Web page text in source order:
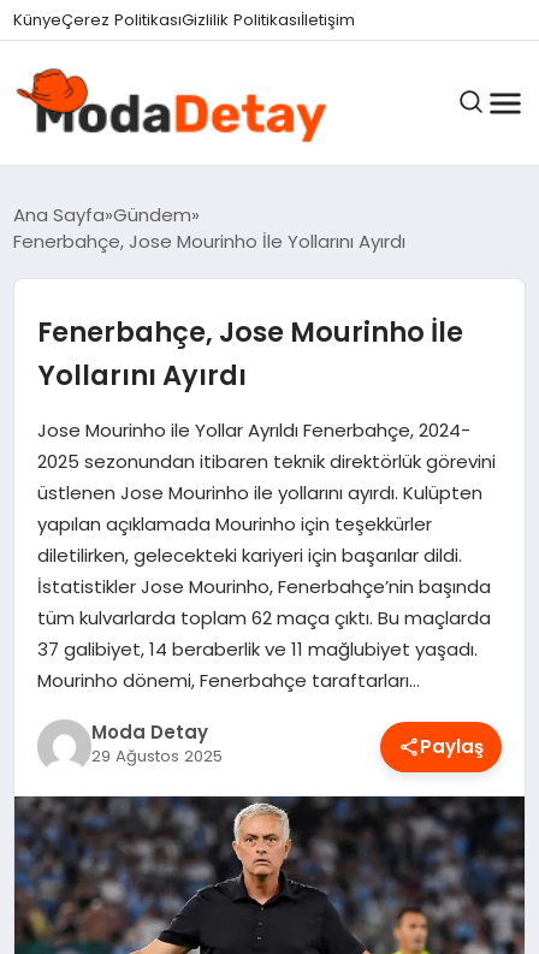
KünyeÇerez PolitikasıGizlilik Politikasıİletişim
GÜNDEM
EĞITIM
MAGAZIN
SAĞLIK
SPOR
TEKNOLOJI
YAŞAM
Ana Sayfa Gündem
Fenerbahçe, Jose Mourinho İle Yollarını Ayırdı
Fenerbahçe, Jose Mourinho İle
Yollarını Ayırdı
Jose Mourinho ile Yollar Ayrıldı Fenerbahçe, 2024-
2025 sezonundan itibaren teknik direktörlük görevini
üstlenen Jose Mourinho ile yollarını ayırdı. Kulüpten
yapılan açıklamada Mourinho için teşekkürler
diletilirken, gelecekteki kariyeri için başarılar dildi.
İstatistikler Jose Mourinho, Fenerbahçe’nin başında
tüm kulvarlarda toplam 62 maça çıktı. Bu maçlarda
37 galibiyet, 14 beraberlik ve 11 mağlubiyet yaşadı.
Mourinho dönemi, Fenerbahçe taraftarları…
Moda Detay
29 Ağustos 2025 Paylaş